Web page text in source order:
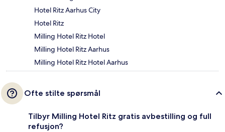
Hotel Ritz Aarhus City
Hotel Ritz
Milling Hotel Ritz Hotel
Milling Hotel Ritz Aarhus
Milling Hotel Ritz Hotel Aarhus
Ofte stilte spørsmål
Tilbyr Milling Hotel Ritz gratis avbestilling og full
refusjon?